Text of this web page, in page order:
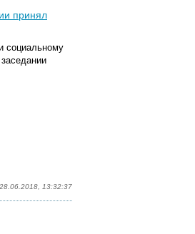
принял
социальному
28.06.2018, 13:32:37